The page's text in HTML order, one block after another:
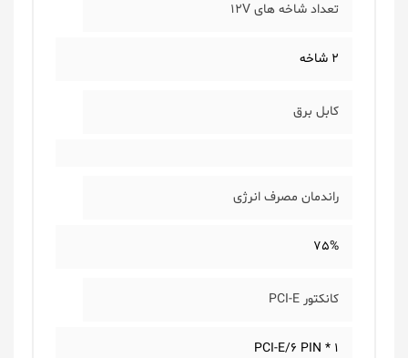
تعداد شاخه های 12V
2 شاخه
کابل برق
راندمان مصرف انرژی
75%
کانکتور PCI-E
PCI-E/6 PIN * 1